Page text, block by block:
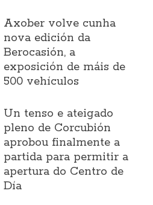
Axober volve cunha
nova edición da
Berocasión, a
exposición de máis de
500 vehículos
Un tenso e ateigado
pleno de Corcubión
aprobou finalmente a
partida para permitir a
apertura do Centro de
Día